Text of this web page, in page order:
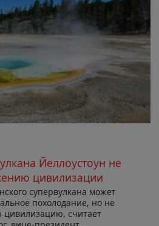
Йеллоустоун не
цивилизации
супервулкана может
похолодание, но не
считает